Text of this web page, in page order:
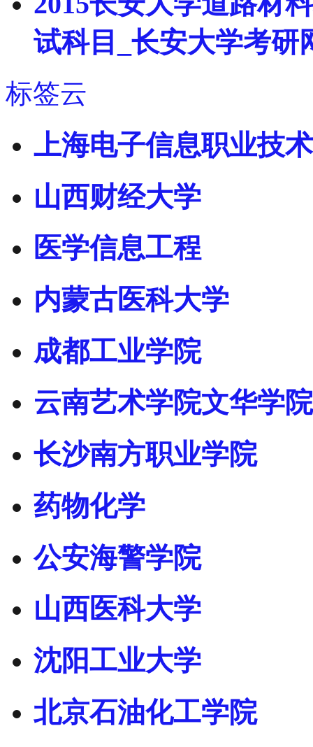
试科目_长安大学考研
标签云
上海电子信息职业技
山西财经大学
医学信息工程
内蒙古医科大学
成都工业学院
云南艺术学院文华学院
长沙南方职业学院
药物化学
公安海警学院
山西医科大学
沈阳工业大学
北京石油化工学院